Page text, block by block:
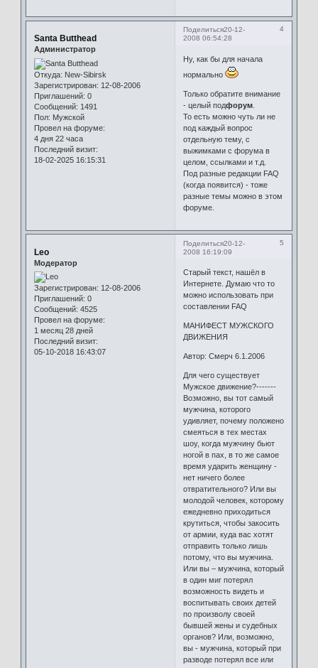
Поделиться 4
20-12-
2008 06:54:28
Santa Butthead
Администратор
Откуда: New-Sibirsk
Зарегистрирован: 12-08-2006
Приглашений: 0
Сообщений: 1491
Пол: Мужской
Провел на форуме:
4 дня 22 часа
Последний визит:
18-02-2025 16:15:31
Ну, как бы для начала
нормально
Только обратите внимание
- целый подфорум.
То есть можно чуть ли не
под каждый вопрос
отдельную тему, с
выжимками с форума в
целом, ссылками и т.д.
Под разные редакции FAQ
(когда появится) - тоже
разные темы можно в этом
форуме.
Поделиться 5
20-12-
2008 16:19:09
Leo
Модератор
Зарегистрирован: 12-08-2006
Приглашений: 0
Сообщений: 4525
Провел на форуме:
1 месяц 28 дней
Последний визит:
05-10-2018 16:43:07
Старый текст, нашёл в
Интернете. Думаю что то
можно использовать при
составлении FAQ
МАНИФЕСТ МУЖСКОГО
ДВИЖЕНИЯ
Автор: Смерч 6.1.2006
Для чего существует
Мужское движение?-------
Возможно, вы тот самый
мужчина, которого
удивляет, почему положено
смеяться в тех местах
шоу, когда мужчину бьют
ногой в пах, в то же самое
время ударить женщину -
нет ничего более
отвратительного? Или вы
молодой человек, которому
ежедневно приходиться
крутиться, чтобы закосить
от армии, куда вас хотят
отправить только лишь
потому, что вы мужчина.
Или вы – мужчина, который
в один миг потерял
возможность видеть и
воспитывать своих детей
по произволу своей
бывшей жены и судебных
органов? Или, возможно,
вы - мужчина, который при
разводе потерял все или